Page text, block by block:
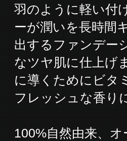
羽のように軽い付
ーが潤いを長時間
出するファンデー
なツヤ肌に仕上げ
に導くためにビタ
フレッシュな香り
100%自然由来、